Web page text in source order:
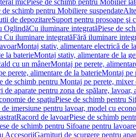
micPiese de schimb pentru Mobilier
de schimb pentru Mobiliere suspendate
de depozitareSuport pentru prosoape şi
OglindăCu iluminare integratăPiese de
Cu iluminare integratăFără iluminare
Montaj stativ, alimentare electrică de
la baterieMontaj stativ, alimentare de la
cu un mânerMontaj pe perete,
perete, alimentare de la baterieMontaj pe
de schimb pentru Montaj pe perete,
de aparate pentru zona de spălare, lavoar,
de spaţiuPiese de schimb pentru
imersiune pentru lavoar, model cu
Racord de lavoarPiese de schimb
de schimb pentru Sifoane pentru lavoare
AccesoriiGarnituri de scurgere pentru